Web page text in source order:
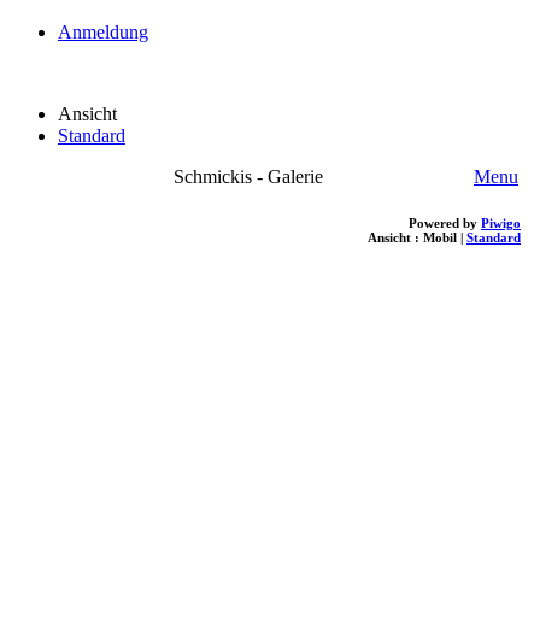
Anmeldung
Ansicht
Standard
Schmickis - Galerie
Menu
Powered by Piwigo
Ansicht : Mobil Standard